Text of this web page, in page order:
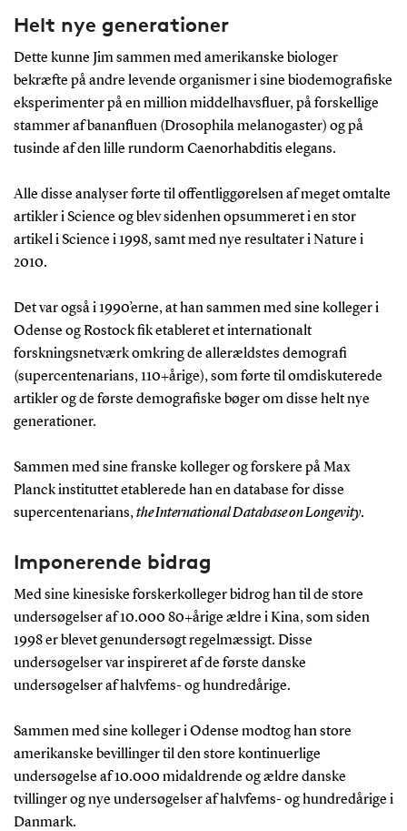
Helt nye generationer
Dette kunne Jim sammen med amerikanske biologer
bekræfte på andre levende organismer i sine biodemografiske
eksperimenter på en million middelhavsfluer, på forskellige
stammer af bananfluen (Drosophila melanogaster) og på
tusinde af den lille rundorm Caenorhabditis elegans.
Alle disse analyser førte til offentliggørelsen af meget omtalte
artikler i Science og blev sidenhen opsummeret i en stor
artikel i Science i 1998, samt med nye resultater i Nature i
2010.
Det var også i 1990’erne, at han sammen med sine kolleger i
Odense og Rostock fik etableret et internationalt
forskningsnetværk omkring de allerældstes demografi
(supercentenarians, 110+årige), som førte til omdiskuterede
artikler og de første demografiske bøger om disse helt nye
generationer.
Sammen med sine franske kolleger og forskere på Max
Planck instituttet etablerede han en database for disse
supercentenarians,the International Database on Longevity.
Imponerende bidrag
Med sine kinesiske forskerkolleger bidrog han til de store
undersøgelser af 10.000 80+årige ældre i Kina, som siden
1998 er blevet genundersøgt regelmæssigt. Disse
undersøgelser var inspireret af de første danske
undersøgelser af halvfems- og hundredårige.
Sammen med sine kolleger i Odense modtog han store
amerikanske bevillinger til den store kontinuerlige
undersøgelse af 10.000 midaldrende og ældre danske
tvillinger og nye undersøgelser af halvfems- og hundredårige i
Danmark.